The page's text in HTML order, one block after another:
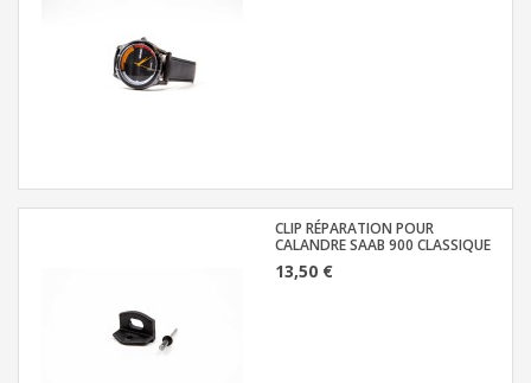
CLIP RÉPARATION POUR
CALANDRE SAAB 900 CLASSIQUE
13,50 €